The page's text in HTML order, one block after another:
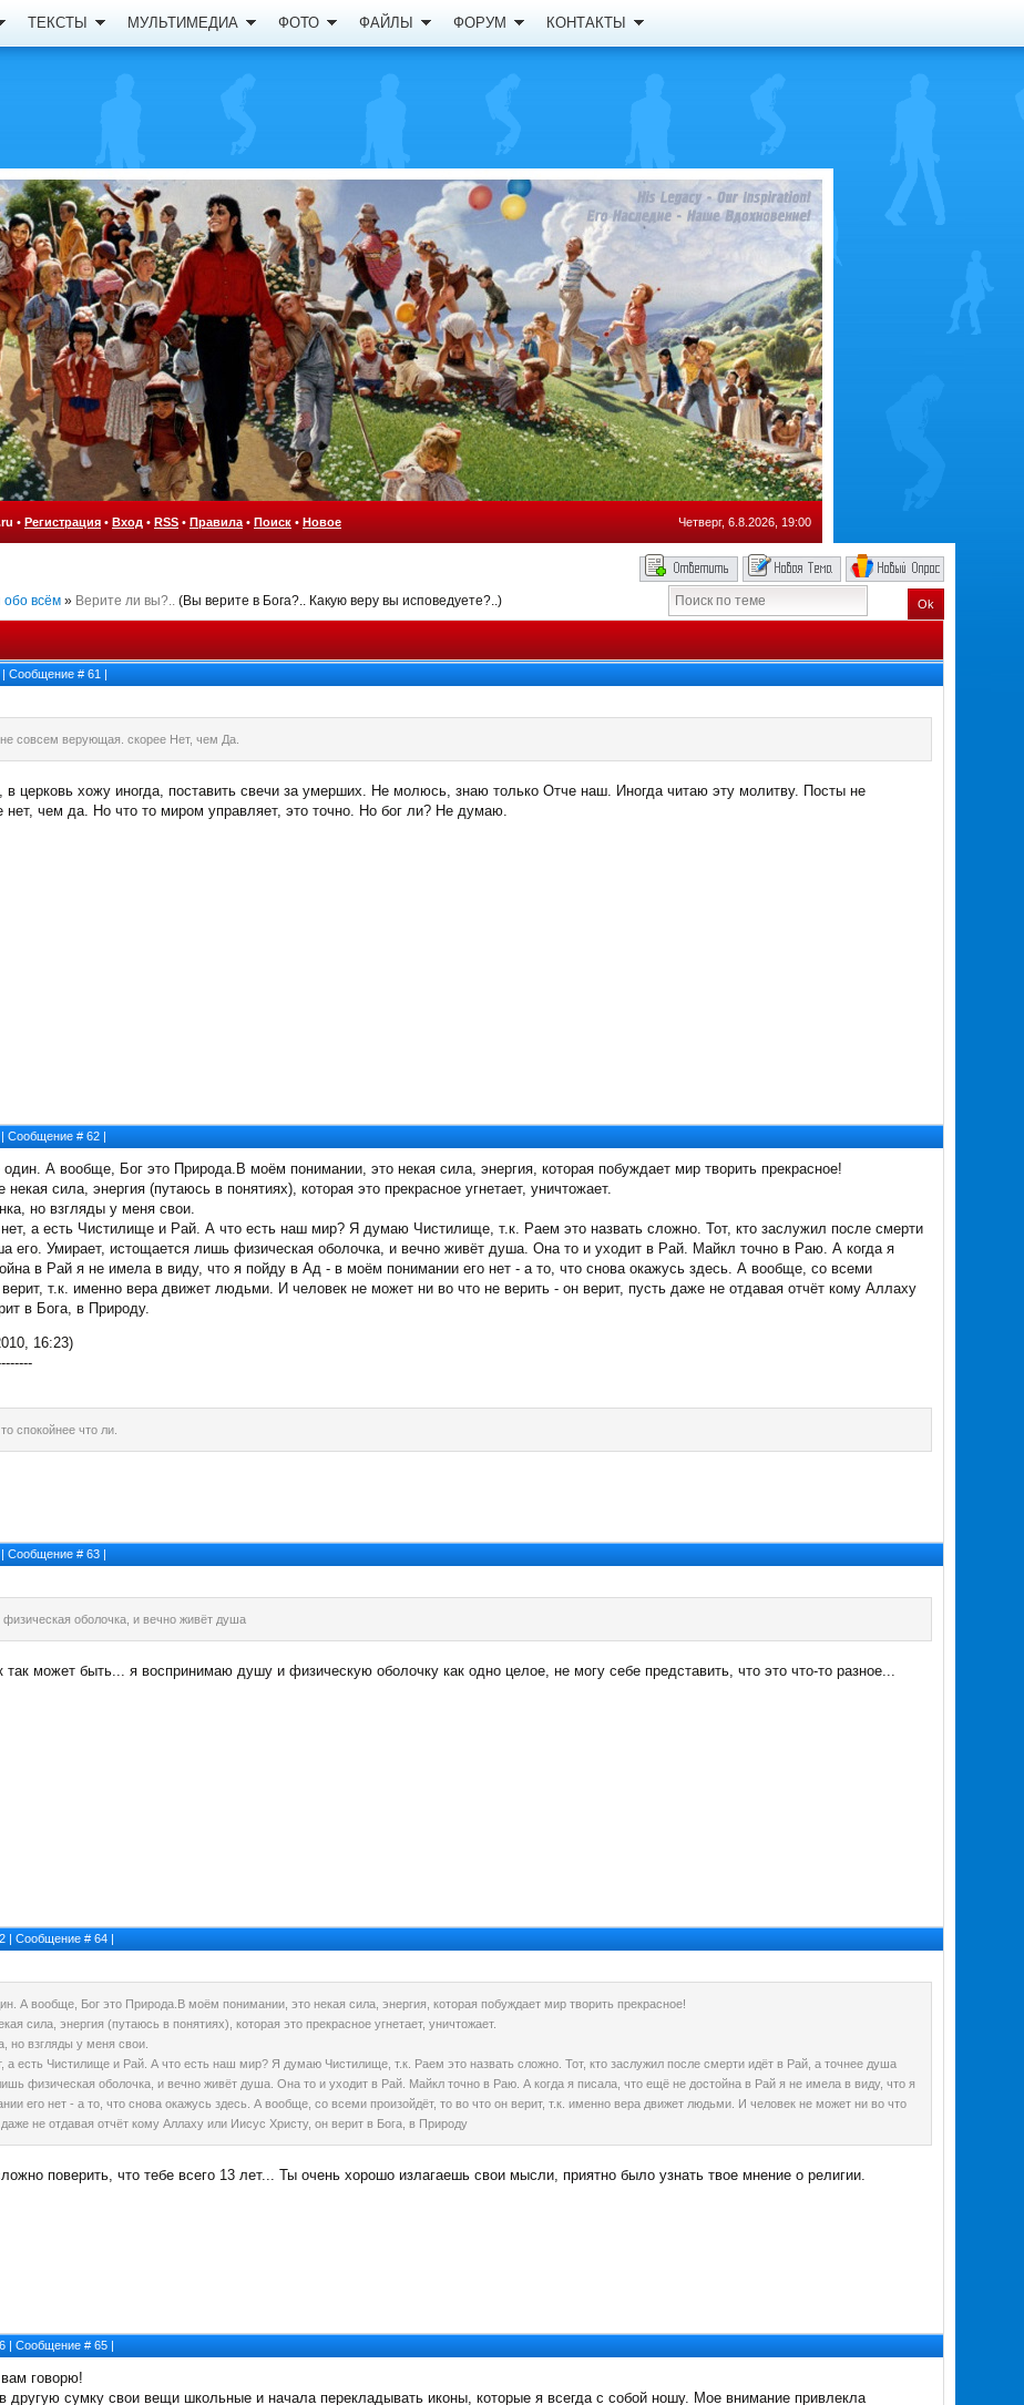
ТЕКСТЫ МУЛЬТИМЕДИА ФОТО ФАЙЛЫ ФОРУМ КОНТАКТЫ
• Регистрация • Вход • RSS • Правила • Поиск • Новое Четверг, 6.8.2026, 19:00
обо всём » Верите ли вы?.. (Вы верите в Бога?.. Какую веру вы исповедуете?..) Ok
| Сообщение # 61 |
совсем верующая. скорее Нет, чем Да.
церковь хожу иногда, поставить свечи за умерших. Не молюсь, знаю только Отче наш. Иногда читаю эту молитву. Посты не
чем да. Но что то миром управляет, это точно. Но бог ли? Не думаю.
| Сообщение # 62 |
А вообще, Бог это Природа.В моём понимании, это некая сила, энергия, которая побуждает мир творить прекрасное!
сила, энергия (путаюсь в понятиях), которая это прекрасное угнетает, уничтожает.
но взгляды у меня свои.
а есть Чистилище и Рай. А что есть наш мир? Я думаю Чистилище, т.к. Раем это назвать сложно. Тот, кто заслужил после смерти
его. Умирает, истощается лишь физическая оболочка, и вечно живёт душа. Она то и уходит в Рай. Майкл точно в Раю. А когда я
в Рай я не имела в виду, что я пойду в Ад - в моём понимании его нет - а то, что снова окажусь здесь. А вообще, со всеми
верит, т.к. именно вера движет людьми. И человек не может ни во что не верить - он верит, пусть даже не отдавая отчёт кому Аллаху
в Бога, в Природу.
16:23)
спокойнее что ли.
| Сообщение # 63 |
оболочка, и вечно живёт душа
так может быть... я воспринимаю душу и физическую оболочку как одно целое, не могу себе представить, что это что-то разное...
| Сообщение # 64 |
А вообще, Бог это Природа.В моём понимании, это некая сила, энергия, которая побуждает мир творить прекрасное!
сила, энергия (путаюсь в понятиях), которая это прекрасное угнетает, уничтожает.
но взгляды у меня свои.
а есть Чистилище и Рай. А что есть наш мир? Я думаю Чистилище, т.к. Раем это назвать сложно. Тот, кто заслужил после смерти идёт в Рай, а точнее душа
физическая оболочка, и вечно живёт душа. Она то и уходит в Рай. Майкл точно в Раю. А когда я писала, что ещё не достойна в Рай я не имела в виду, что я
его нет - а то, что снова окажусь здесь. А вообще, со всеми произойдёт, то во что он верит, т.к. именно вера движет людьми. И человек не может ни во что
не отдавая отчёт кому Аллаху или Иисус Христу, он верит в Бога, в Природу
поверить, что тебе всего 13 лет... Ты очень хорошо излагаешь свои мысли, приятно было узнать твое мнение о религии.
| Сообщение # 65 |
говорю!
другую сумку свои вещи школьные и начала перекладывать иконы, которые я всегда с собой ношу. Мое внимание привлекла